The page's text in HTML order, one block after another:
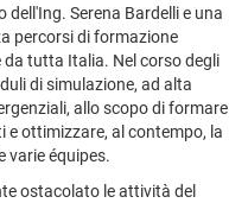
Serena Bardelli e una
percorsi di formazione
tutta Italia. Nel corso degli
di simulazione, ad alta
allo scopo di formare
ottimizzare, al contempo, la
varie équipes.
ostacolato le attività del